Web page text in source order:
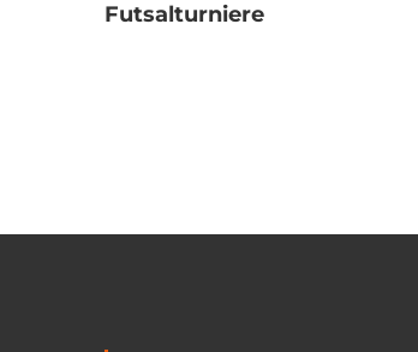
Futsalturniere